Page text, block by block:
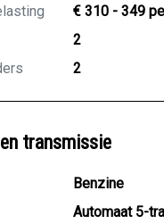
€ 310 - 349
2
2
transmissie
Benzine
Automaat 5-